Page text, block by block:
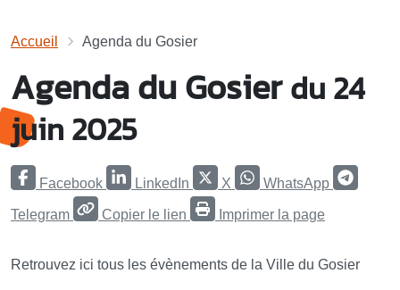
Accueil Agenda du Gosier
Agenda du Gosierdu 24
juin 2025
Facebook LinkedIn X WhatsApp
Telegram Copier le lien Imprimer la page
Retrouvez ici tous les évènements de la Ville du Gosier